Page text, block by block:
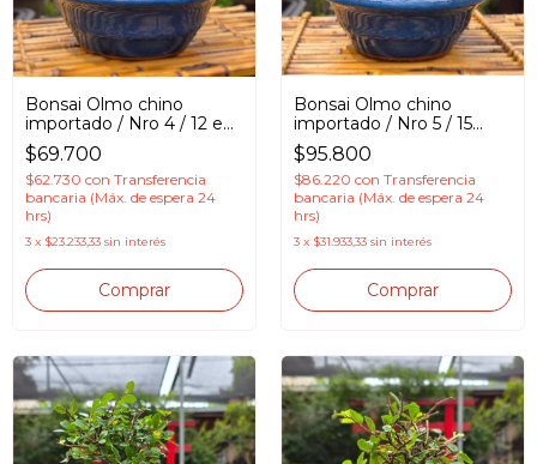
Bonsai Olmo chino
importado / Nro 4 / 12 en
Maceta esmaltada
$69.700
$62.730 con Transferencia
bancaria (Máx. de espera 24
hrs)
3 x $23.233,33 sin interés
Bonsai Olmo chino
importado / Nro 5 / 15
años en Maceta
esmaltada
$95.800
$86.220 con Transferencia
bancaria (Máx. de espera 24
hrs)
3 x $31.933,33 sin interés